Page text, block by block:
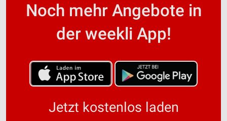
Noch mehr Angebote in
der weekli App!
Jetzt kostenlos laden